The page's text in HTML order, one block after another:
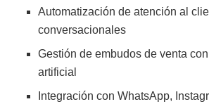
Automatización de atención al
conversacionales
Gestión de embudos de venta
artificial
Integración con WhatsApp,